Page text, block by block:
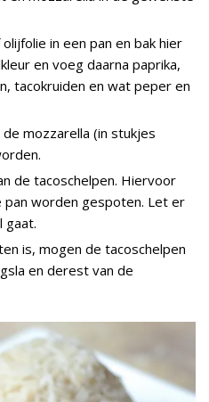
in een pan en bak hier
en voeg daarna paprika,
tacokruiden en wat peper en
mozzarella (in stukjes
de tacoschelpen. Hiervoor
worden gespoten. Let er
gaat.
is, mogen de tacoschelpen
en derest van de